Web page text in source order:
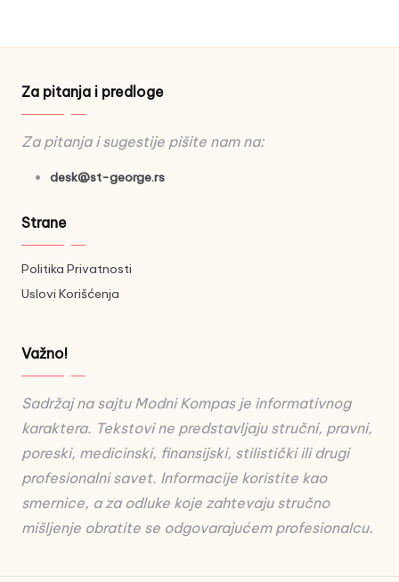
Za pitanja i predloge
Za pitanja i sugestije pišite nam na:
desk@st-george.rs
Strane
Politika Privatnosti
Uslovi Korišćenja
Važno!
Sadržaj na sajtu Modni Kompas je informativnog
karaktera. Tekstovi ne predstavljaju stručni, pravni,
poreski, medicinski, finansijski, stilistički ili drugi
profesionalni savet. Informacije koristite kao
smernice, a za odluke koje zahtevaju stručno
mišljenje obratite se odgovarajućem profesionalcu.